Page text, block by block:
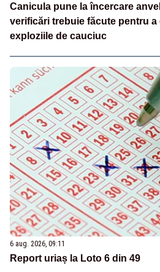
Canicula pune la încercare
verificări trebuie făcute pentru a
exploziile de cauciuc
6 aug. 2026, 09:11
Report uriaș la Loto 6 din 49